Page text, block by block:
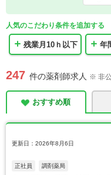
人気のこだわり条件を追加する
残業月10ｈ以下 年
247 件の薬剤師求人 ※ 非
おすすめ順
更新日：2026年8月6日
正社員 調剤薬局